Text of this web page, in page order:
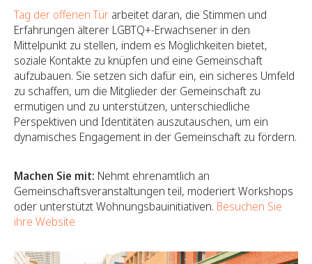
Tag der offenen Tür arbeitet daran, die Stimmen und
Erfahrungen älterer LGBTQ+-Erwachsener in den
Mittelpunkt zu stellen, indem es Möglichkeiten bietet,
soziale Kontakte zu knüpfen und eine Gemeinschaft
aufzubauen. Sie setzen sich dafür ein, ein sicheres Umfeld
zu schaffen, um die Mitglieder der Gemeinschaft zu
ermutigen und zu unterstützen, unterschiedliche
Perspektiven und Identitäten auszutauschen, um ein
dynamisches Engagement in der Gemeinschaft zu fördern.
Machen Sie mit: Nehmt ehrenamtlich an
Gemeinschaftsveranstaltungen teil, moderiert Workshops
oder unterstützt Wohnungsbauinitiativen. Besuchen Sie
ihre Website